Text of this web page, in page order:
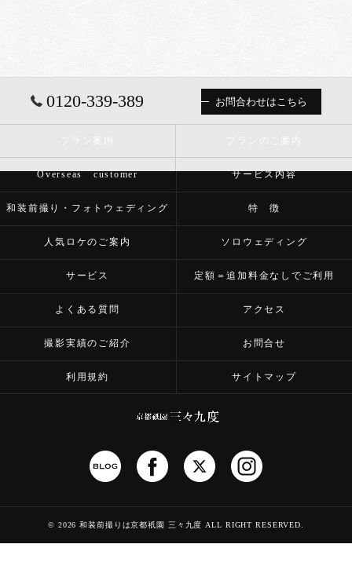
0120-339-389 お問合わせはこちら
Overseas customer サービス内容
和装前撮り・フォトウェディング 特 徴
人気ロケのご案内 ソロウェディング
サービス 定額＝追加料金なしでご利用
よくある質問 アクセス
撮影実績のご紹介 お問合せ
利用規約 サイトマップ
© 2026 和装前撮りは京都祇園 三々九度 ALL RIGHT RESERVED.